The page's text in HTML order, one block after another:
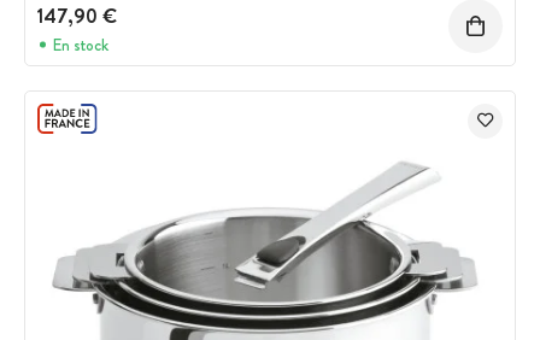
147,90 €
En stock